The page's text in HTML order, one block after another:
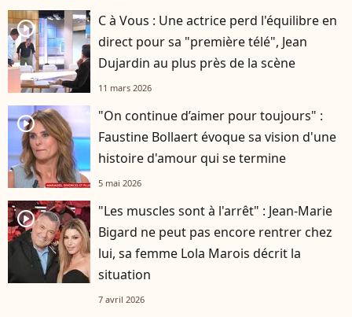
player2
C à Vous : Une actrice perd l'équilibre en
direct pour sa "première télé", Jean
Dujardin au plus près de la scène
11 mars 2026
player2
"On continue d’aimer pour toujours" :
Faustine Bollaert évoque sa vision d'une
histoire d'amour qui se termine
5 mai 2026
player2
"Les muscles sont à l'arrêt" : Jean-Marie
Bigard ne peut pas encore rentrer chez
lui, sa femme Lola Marois décrit la
situation
7 avril 2026